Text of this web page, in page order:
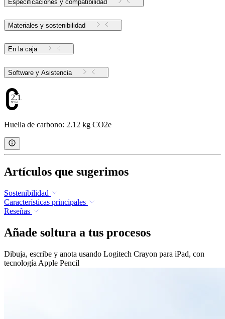
Especificaciones y compatibilidad
Materiales y sostenibilidad
En la caja
Software y Asistencia
2.12
Huella de carbono: 2.12 kg CO2e
Artículos que sugerimos
Sostenibilidad
Características principales
Reseñas
Añade soltura a tus procesos
Dibuja, escribe y anota usando Logitech Crayon para iPad, con
tecnología Apple Pencil